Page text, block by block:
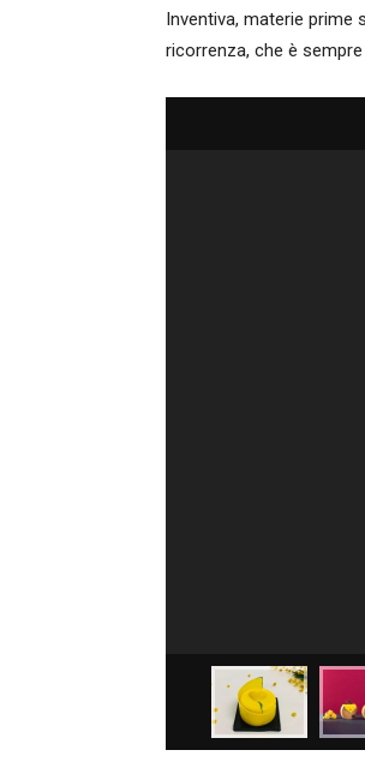
Inventiva, materie
ricorrenza, che è